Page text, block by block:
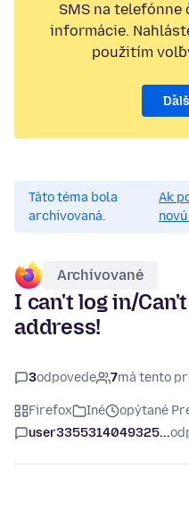
SMS na
informácie.
použitím
Táto téma bola
archivovaná.
Ak
Archivované
I can't log in/
address!
3odpovede 7má tento
Firefox Iné
opýtané
user3355314049325...